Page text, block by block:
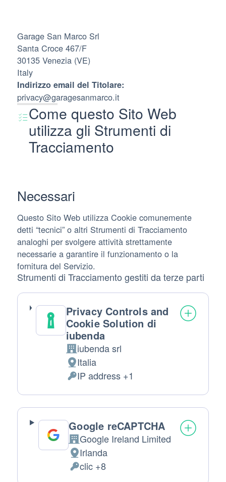
Garage San Marco Srl
Santa Croce 467/F
30135 Venezia (VE)
Italy
Indirizzo email del Titolare:
privacy@garagesanmarco.it
Come questo Sito Web
utilizza gli Strumenti di
Tracciamento
Necessari
Questo Sito Web utilizza Cookie comunemente
detti “tecnici” o altri Strumenti di Tracciamento
analoghi per svolgere attività strettamente
necessarie a garantire il funzionamento o la
fornitura del Servizio.
Strumenti di Tracciamento gestiti da terze parti
Privacy Controls and
Cookie Solution di
iubenda
Azienda:
iubenda srl
Luogo del trattamento:
Italia
Dati Personali trattati:
IP address +1
Google reCAPTCHA
Azienda:
Google Ireland Limited
Luogo del trattamento:
Irlanda
Dati Personali trattati:
clic +8